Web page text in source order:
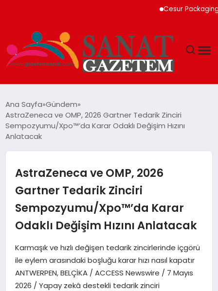
Cesur Packaging,
SPOR
YAŞAM
EKONOMI
SAĞLIK
DÜNYA
Ana Sayfa Gündem
AstraZeneca ve OMP, 2026 Gartner Tedarik Zinciri
Sempozyumu/Xpo™’da Karar Odaklı Değişim Hızını
Anlatacak
AstraZeneca ve OMP, 2026
Gartner Tedarik Zinciri
Sempozyumu/Xpo™’da Karar
Odaklı Değişim Hızını Anlatacak
Karmaşık ve hızlı değişen tedarik zincirlerinde içgörü
ile eylem arasındaki boşluğu karar hızı nasıl kapatır
ANTWERPEN, BELÇİKA / ACCESS Newswire / 7 Mayıs
2026 / Yapay zekâ destekli tedarik zinciri